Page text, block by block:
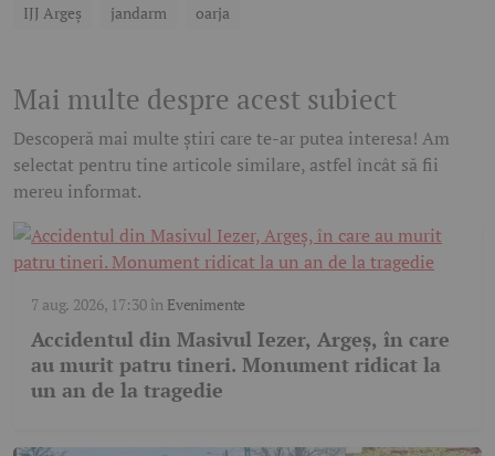
IJJ Argeș jandarm oarja
Mai multe despre acest subiect
Descoperă mai multe știri care te-ar putea interesa! Am
selectat pentru tine articole similare, astfel încât să fii
mereu informat.
7 aug. 2026, 17:30în Evenimente
Accidentul din Masivul Iezer, Argeș, în care
au murit patru tineri. Monument ridicat la
un an de la tragedie